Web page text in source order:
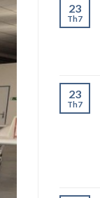
23
Th7
23
Th7